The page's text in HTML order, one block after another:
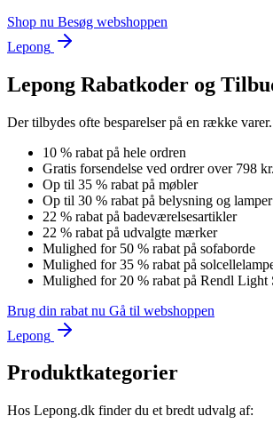
Shop nu Besøg webshoppen
Lepong
Lepong Rabatkoder og
Der tilbydes ofte besparelser på en række varer.
10 % rabat på hele ordren
Gratis forsendelse ved ordrer over 798 kr.
Op til 35 % rabat på møbler
Op til 30 % rabat på belysning og lamper
22 % rabat på badeværelsesartikler
22 % rabat på udvalgte mærker
Mulighed for 50 % rabat på sofaborde
Mulighed for 35 % rabat på
Mulighed for 20 % rabat på Rendl Light
Brug din rabat nu Gå til webshoppen
Lepong
Produktkategorier
Hos Lepong.dk finder du et bredt udvalg af: